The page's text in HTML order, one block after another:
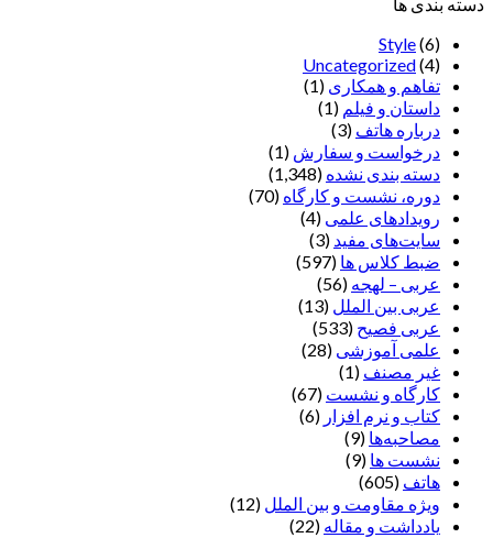
دسته بندی ها
Style(6)
Uncategorized(4)
تفاهم و همکاری (1)
داستان و فیلم (1)
درباره هاتف (3)
درخواست و سفارش (1)
دسته بندی نشده (1,348)
دوره، نشست و کارگاه (70)
رویدادهای علمی (4)
سایت‌های مفید (3)
ضبط کلاس ها (597)
عربی – لهجه (56)
عربی بین الملل (13)
عربی فصیح (533)
علمی آموزشی (28)
غير مصنف (1)
کارگاه و نشست (67)
کتاب و نرم افزار (6)
مصاحبه‌ها (9)
نشست ها (9)
هاتف (605)
ویژه مقاومت و بین الملل (12)
یادداشت‌ و مقاله (22)